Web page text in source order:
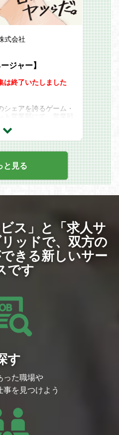
や、数百名規模の組織
長・部長職」へ。
:
「アカウントマネー
昇給・評価機会によ
」と「提案力」を正
ます。
最高の体験を届ける
上げからクライアント
るミッションをお任
ョン設計：
プレイヤー向けのFAQ
ルの整備、品質基準の
メント：
進捗管理、応対フォロ
ダー育成。
業推進業務】
ト折衝：
ーカー担当者との定例
、工数見積りの作成。
ティング支援：
・分析し、海外展開に
をクライアントへ提
ソース最適化を行い、
追求。
ます。
技術・組織の牽引役
ます。
太郎 妖怪横丁』をは
トルに参画いただき、
開発体制の全体像を
課題の洗い出し・整
す。
任者として、洗い出し
案・検証、将来的なエ
を推進していただきま
のエンジニア組織（現
ネジメントおよび人
上げ時の技術選定、お
力会社との折衝および
た、中長期的な技術ロ
実行
】
としての裁量
ダーにとどまらず、ゲ
として、技術方針や組
核を担うことができま
るフェーズ
なく、エンジニア組織
わることができます。
通じて、組織全体の生
ンパクトを与えること
ル】※一部
エ ガチャ』
エ・ロマエ』を題材と
妖怪横丁』
ゲゲゲの鬼太郎』を
発展させる育成ソーシ
式会社
ジャー】
は終了いたしました
ェアを誇るゲーム・
ト営業部にて、営業戦
ワークまで幅広くお任
ングの提案（BPO）
アントのプロダクト価
品質保証の戦略的パー
題を解決に導くポジシ
：次世代を担う「プロ
溢れる新卒・若手メン
ています。彼らに対
ルの伝授だけでなく、
としてのプロ意識（マ
角的な視点を持った
ることがミッションで
と育成 ： 新卒・若手
動管理
リューションセール
ントに対するアカウ
潜在的課題の抽出と解
び既存深耕の戦略
イアントとのリレー
ージ】
るマネージャーへ
のミッション
と見る
ス」と「求人サ
ッドで、双方の
きる新しいサー
です
す
った職場や
事を見つけよう